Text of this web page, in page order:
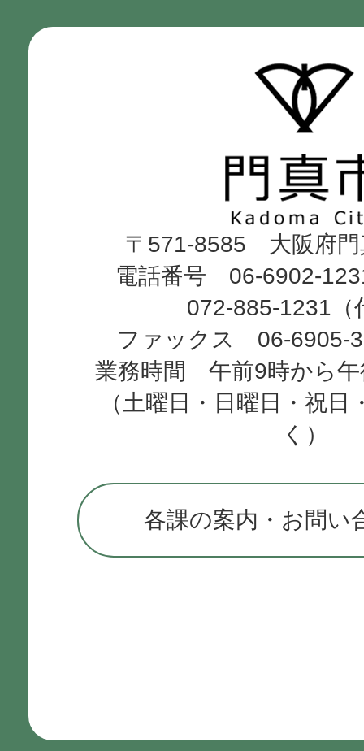
市
Kadoma
City
〒571-8585 大阪府門
電話番号 06-6902-
072-885-1231（
ファックス 06-6905-
業務時間 午前9時から午
（土曜日・日曜日・祝日
く）
各課の案内・お問い